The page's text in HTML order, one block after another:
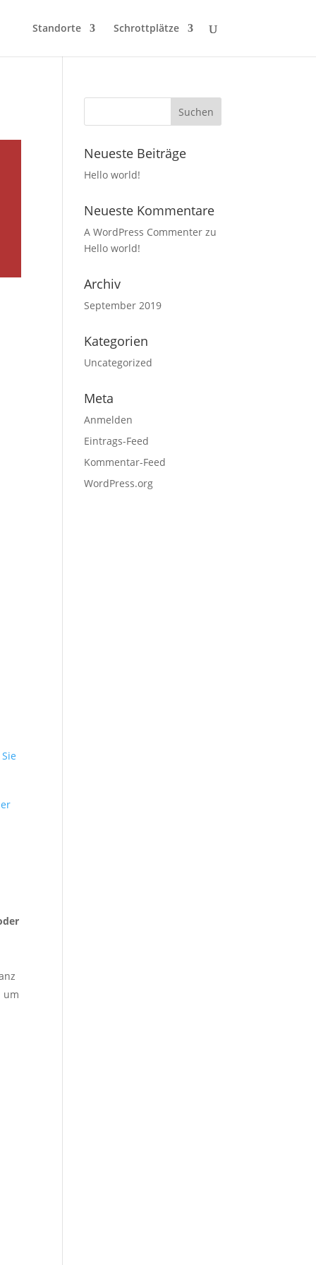
Standorte Schrottplätze
um
Neueste Beiträge
Hello world!
Neueste Kommentare
A WordPress Commenter zu
Hello world!
Archiv
September 2019
Kategorien
Uncategorized
Meta
Anmelden
Eintrags-Feed
Kommentar-Feed
WordPress.org